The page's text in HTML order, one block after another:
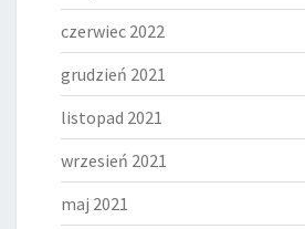
czerwiec 2022
grudzień 2021
listopad 2021
wrzesień 2021
maj 2021